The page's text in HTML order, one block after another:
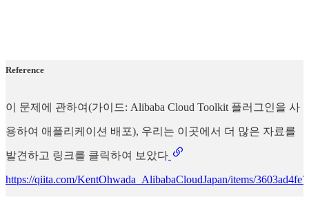
Reference
이 문제에 관하여(가이드: Alibaba Cloud Toolkit 플러그인을 사
용하여 애플리케이션 배포), 우리는 이곳에서 더 많은 자료를
발견하고 링크를 클릭하여 보았다
https://qiita.com/KentOhwada_AlibabaCloudJapan/items/